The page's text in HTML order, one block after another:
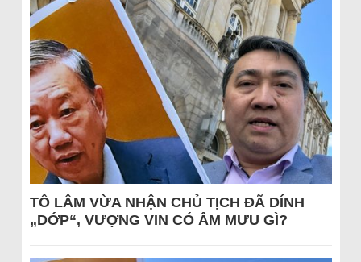
TÔ LÂM VỪA NHẬN CHỦ TỊCH ĐÃ DÍNH
„DỚP“, VƯỢNG VIN CÓ ÂM MƯU GÌ?